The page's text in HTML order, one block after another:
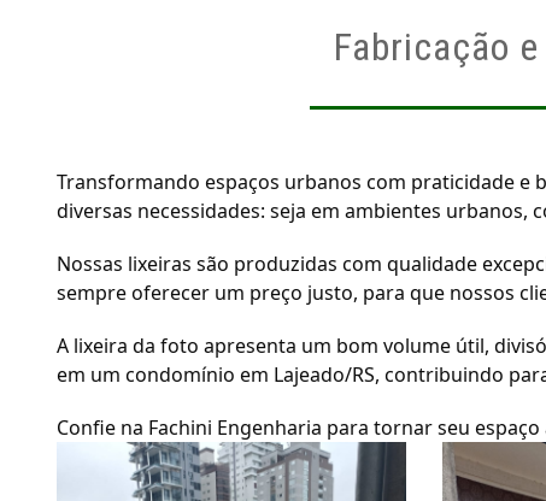
Fabricação
Transformando espaços urbanos com praticidade e
diversas necessidades: seja em ambientes
Nossas lixeiras são produzidas com qualidade
sempre oferecer um preço justo, para que nossos
A lixeira da foto apresenta um bom volume útil,
em um condomínio em Lajeado/RS, contribuindo
Confie na Fachini Engenharia para tornar seu